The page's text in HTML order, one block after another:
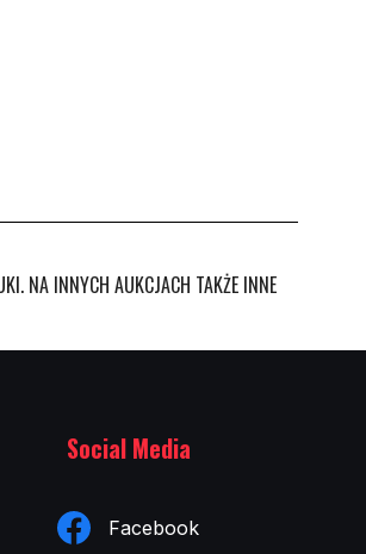
NA INNYCH AUKCJACH TAKŻE INNE
Social Media
Facebook